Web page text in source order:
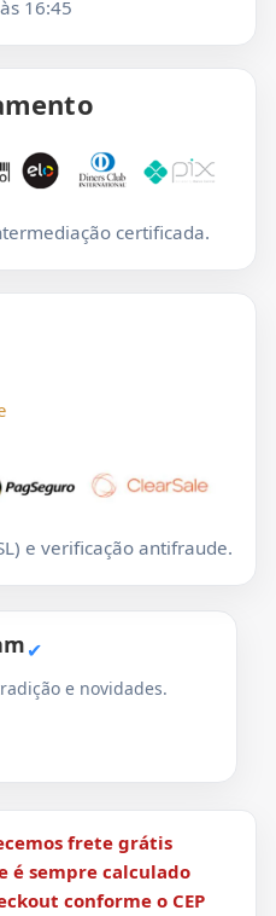
16:45
certificada.
e verificação antifraude.
✔
e novidades.
frete grátis
é sempre calculado
conforme o CEP